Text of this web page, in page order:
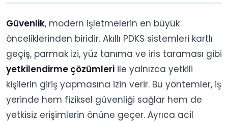
Güvenlik, modern işletmelerin en büyük
önceliklerinden biridir. Akıllı PDKS sistemleri kartlı
geçiş, parmak izi, yüz tanıma ve iris taraması gibi
yetkilendirme çözümleri ile yalnızca yetkili
kişilerin giriş yapmasına izin verir. Bu yöntemler, iş
yerinde hem fiziksel güvenliği sağlar hem de
yetkisiz erişimlerin önüne geçer. Ayrıca acil